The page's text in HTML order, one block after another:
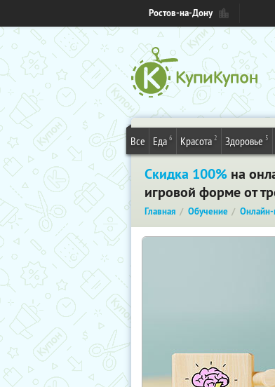
Ростов-на-Дону
Все Еда 6 Красота 2 Здоровье 5
Скидка 100% на
игровой форме от
Главная Обучение Онлайн-